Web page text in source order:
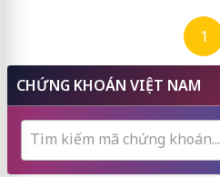
1
CHỨNG KHOÁN VIỆT NAM
Tìm kiếm mã chứng khoán...